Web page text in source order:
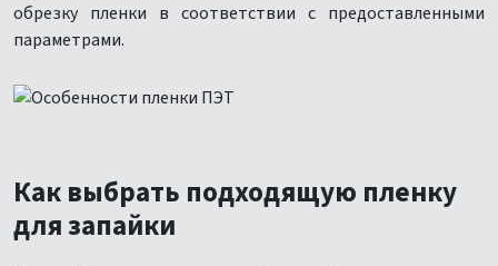
обрезку пленки в соответствии с предоставленными
параметрами.
Как выбрать подходящую пленку
для запайки